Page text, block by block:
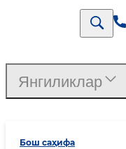
Бош саҳифа
Янгиликлар